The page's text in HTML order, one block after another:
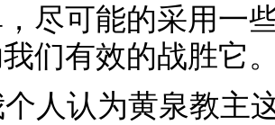
尽可能的采用一
们有效的战胜它
人认为黄泉教主